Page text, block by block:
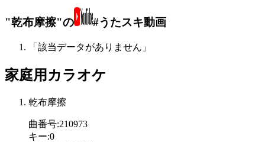
"乾布摩擦"の #うたスキ動画
「該当データがありません」
家庭用カラオケ
乾布摩擦
曲番号:210973
キー:0